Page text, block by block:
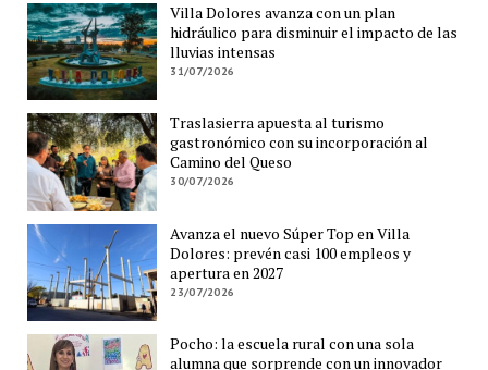
Villa Dolores avanza con un plan
hidráulico para disminuir el impacto de las
lluvias intensas
31/07/2026
Traslasierra apuesta al turismo
gastronómico con su incorporación al
Camino del Queso
30/07/2026
Avanza el nuevo Súper Top en Villa
Dolores: prevén casi 100 empleos y
apertura en 2027
23/07/2026
Pocho: la escuela rural con una sola
alumna que sorprende con un innovador